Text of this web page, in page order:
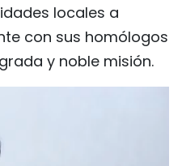
locales a
con sus homólogos
y noble misión.